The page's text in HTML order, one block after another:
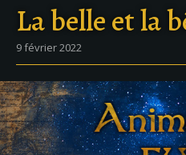
La belle et la
9 février 2022